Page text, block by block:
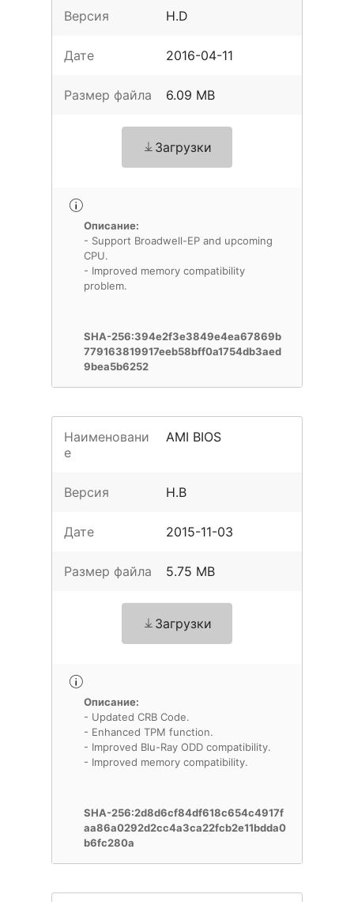
Версия H.D
Дате 2016-04-11
Размер файла 6.09 MB
Загрузки
Описание:
- Support Broadwell-EP and upcoming
CPU.
- Improved memory compatibility
problem.
SHA-256:394e2f3e3849e4ea67869b
779163819917eeb58bff0a1754db3aed
9bea5b6252
Наименовани
е
AMI BIOS
Версия H.B
Дате 2015-11-03
Размер файла 5.75 MB
Загрузки
Описание:
- Updated CRB Code.
- Enhanced TPM function.
- Improved Blu-Ray ODD compatibility.
- Improved memory compatibility.
SHA-256:2d8d6cf84df618c654c4917f
aa86a0292d2cc4a3ca22fcb2e11bdda0
b6fc280a